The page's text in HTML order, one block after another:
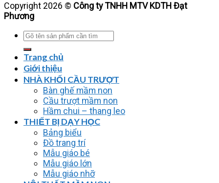
Copyright 2026 © Công ty TNHH MTV KDTH Đạt
Phương
Tìm
kiếm:
Trang chủ
Giới thiệu
NHÀ KHỐI CẦU TRƯỢT
Bàn ghế mầm non
Cầu trượt mầm non
Hầm chui – thang leo
THIẾT BỊ DẠY HỌC
Bảng biểu
Đồ trang trí
Mẫu giáo bé
Mẫu giáo lớn
Mẫu giáo nhỡ